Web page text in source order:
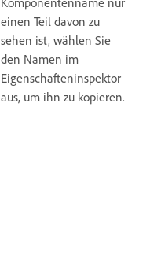
einen Teil davon zu
sehen ist, wählen Sie
den Namen im
Eigenschafteninspektor
aus, um ihn zu kopieren.